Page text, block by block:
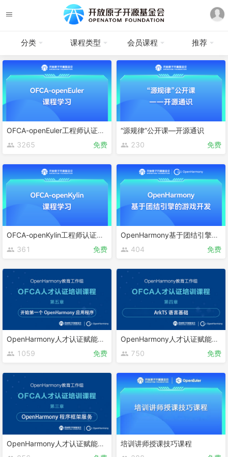
分类 课程类型 会员课程 推荐
OFCA-openEuler工程师认证课程
3265
免费
“源规律”公开课—开源通识
230
免费
OFCA-openKylin工程师认证课程
361
免费
OpenHarmony基于团结引擎的游戏开发
404
免费
OpenHarmony人才认证赋能课程 第五章
1059
免费
OpenHarmony人才认证赋能课程 第四章
750
免费
OpenHarmony人才认证赋能课程 第三章
培训讲师授课技巧课程